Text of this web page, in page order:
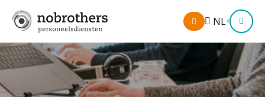
Mijn
omgeving
NL